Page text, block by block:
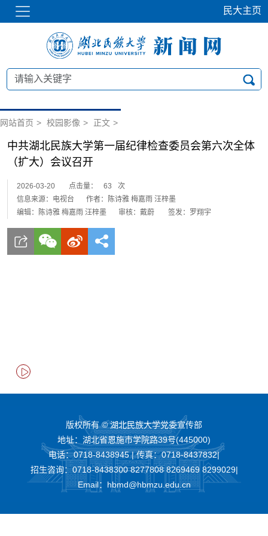
民大主页
网站首页 > 校园影像 > 正文 >
中共湖北民族大学第一届纪律检查委员会第六次全体
（扩大）会议召开
2026-03-20 点击量： 63
次
信息来源：电视台
作者：陈诗雅 梅嘉雨 汪梓墨
编辑：陈诗雅 梅嘉雨 汪梓墨
审核：戴蔚 签发：罗翔宇
版权所有 © 湖北民族大学党委宣传部
地址：湖北省恩施市学院路39号(445000)
电话：0718-8438945 | 传真：0718-8437832|
招生咨询：0718-8438300 8277808 8269469 8299029|
Email：hbmd@hbmzu.edu.cn